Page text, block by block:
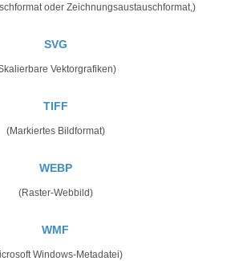
oder Zeichnungsaustauschformat,)
SVG
Vektorgrafiken)
TIFF
(Markiertes Bildformat)
WEBP
(Raster-Webbild)
WMF
Windows-Metadatei)